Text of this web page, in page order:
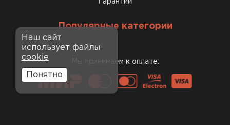
Гарантии
Популярные категории
Мы принимаем к оплате:
Наш сайт
использует файлы
cookie
Понятно